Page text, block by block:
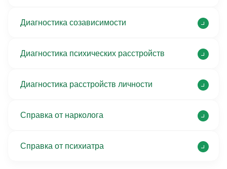
Диагностика созависимости
Диагностика психических расстройств
Диагностика расстройств личности
Справка от нарколога
Справка от психиатра